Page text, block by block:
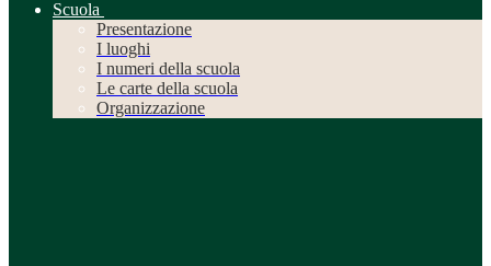
Scuola
Presentazione
I luoghi
I numeri della scuola
Le carte della scuola
Organizzazione